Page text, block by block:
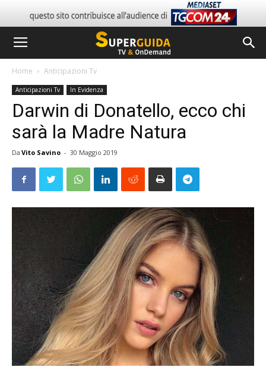
Home Anticipazioni Tv
Anticipazioni Tv In Evidenza
Darwin di Donatello, ecco chi
sarà la Madre Natura
Da Vito Savino - 30 Maggio 2019